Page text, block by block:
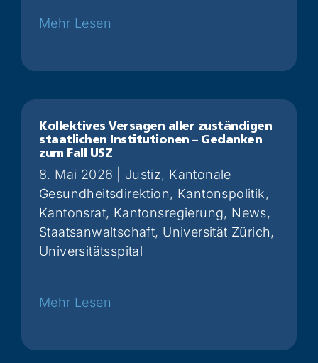
Kollektives Versagen aller zuständigen
staatlichen Institutionen – Gedanken
zum Fall USZ
8. Mai 2026 Justiz, Kantonale
Gesundheitsdirektion, Kantonspolitik,
Kantonsrat, Kantonsregierung, News,
Staatsanwaltschaft, Universität Zürich,
Universitätsspital